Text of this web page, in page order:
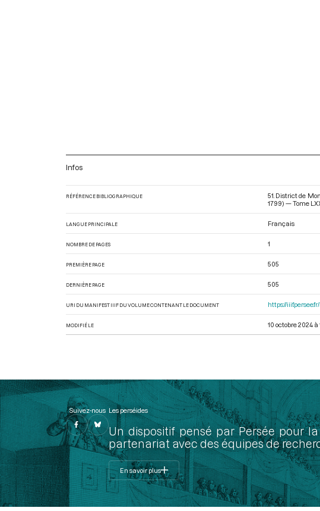
Infos
RÉFÉRENCE BIBLIOGRAPHIQUE
51. District de
1799) — Tome
LANGUE PRINCIPALE Français
NOMBRE DE PAGES 1
PREMIÈRE PAGE 505
DERNIÈRE PAGE 505
URI DU MANIFEST IIIF DU VOLUME CONTENANT LE DOCUMENT https://
MODIFIÉ LE 10 octobre 2024 à
Suivez-nous Les perséides
Un dispositif pensé par Persée pour
partenariat avec des équipes de
En savoir plus